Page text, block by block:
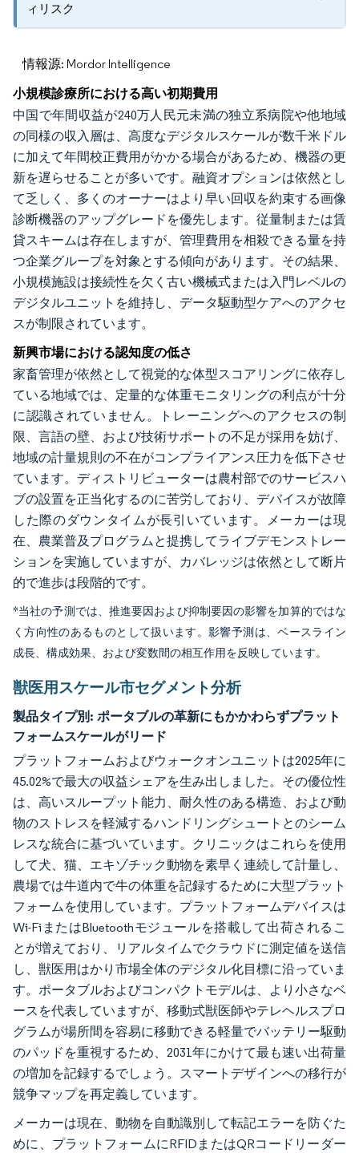
ィリスク
情報源: Mordor Intelligence
小規模診療所における高い初期費用
中国で年間収益が240万人民元未満の独立系病院や他地域
の同様の収入層は、高度なデジタルスケールが数千米ドル
に加えて年間校正費用がかかる場合があるため、機器の更
新を遅らせることが多いです。融資オプションは依然とし
て乏しく、多くのオーナーはより早い回収を約束する画像
診断機器のアップグレードを優先します。従量制または賃
貸スキームは存在しますが、管理費用を相殺できる量を持
つ企業グループを対象とする傾向があります。その結果、
小規模施設は接続性を欠く古い機械式または入門レベルの
デジタルユニットを維持し、データ駆動型ケアへのアクセ
スが制限されています。
新興市場における認知度の低さ
家畜管理が依然として視覚的な体型スコアリングに依存し
ている地域では、定量的な体重モニタリングの利点が十分
に認識されていません。トレーニングへのアクセスの制
限、言語の壁、および技術サポートの不足が採用を妨げ、
地域の計量規則の不在がコンプライアンス圧力を低下させ
ています。ディストリビューターは農村部でのサービスハ
ブの設置を正当化するのに苦労しており、デバイスが故障
した際のダウンタイムが長引いています。メーカーは現
在、農業普及プログラムと提携してライブデモンストレー
ションを実施していますが、カバレッジは依然として断片
的で進歩は段階的です。
*当社の予測では、推進要因および抑制要因の影響を加算的ではな
く方向性のあるものとして扱います。影響予測は、ベースライン
成長、構成効果、および変数間の相互作用を反映しています。
獣医用スケール市セグメント分析
製品タイプ別: ポータブルの革新にもかかわらずプラット
フォームスケールがリード
プラットフォームおよびウォークオンユニットは2025年に
45.02%で最大の収益シェアを生み出しました。その優位性
は、高いスループット能力、耐久性のある構造、および動
物のストレスを軽減するハンドリングシュートとのシーム
レスな統合に基づいています。クリニックはこれらを使用
して犬、猫、エキゾチック動物を素早く連続して計量し、
農場では牛道内で牛の体重を記録するために大型プラット
フォームを使用しています。プラットフォームデバイスは
Wi-FiまたはBluetoothモジュールを搭載して出荷されるこ
とが増えており、リアルタイムでクラウドに測定値を送信
し、獣医用はかり市場全体のデジタル化目標に沿っていま
す。ポータブルおよびコンパクトモデルは、より小さなベ
ースを代表していますが、移動式獣医師やテレヘルスプロ
グラムが場所間を容易に移動できる軽量でバッテリー駆動
のパッドを重視するため、2031年にかけて最も速い出荷量
の増加を記録するでしょう。スマートデザインへの移行が
競争マップを再定義しています。
メーカーは現在、動物を自動識別して転記エラーを防ぐた
めに、プラットフォームにRFIDまたはQRコードリーダー